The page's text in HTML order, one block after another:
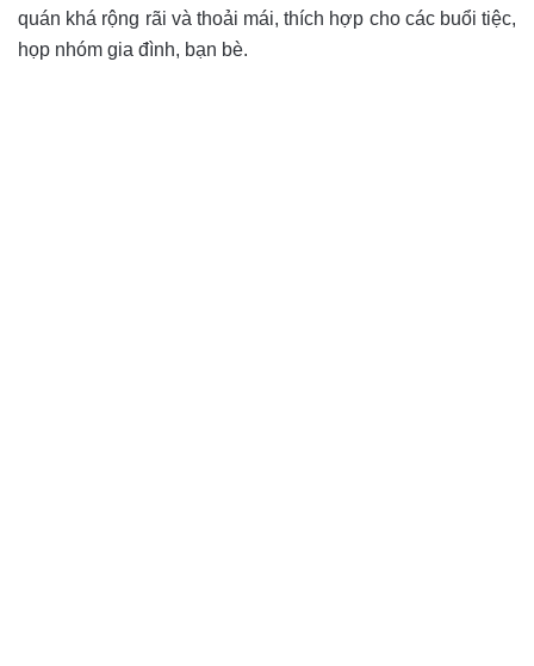
quán khá rộng rãi và thoải mái, thích hợp cho các buổi tiệc,
họp nhóm gia đình, bạn bè.